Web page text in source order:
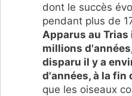
dont le succès
pendant plus de
Apparus au
millions
disparu il y a
d'années, à la fin
que les oiseaux